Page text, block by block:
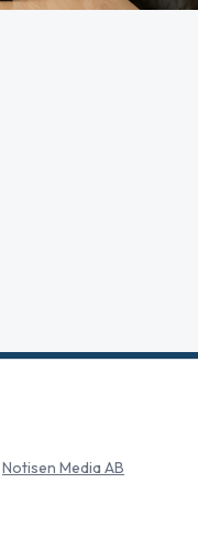
Notisen Media AB